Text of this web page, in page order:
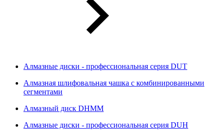
Алмазные диски - профессиональная серия DUT
Алмазная шлифовальная чашка с комбинированными
сегментами
Алмазный диск DHMM
Алмазные диски - профессиональная серия DUH